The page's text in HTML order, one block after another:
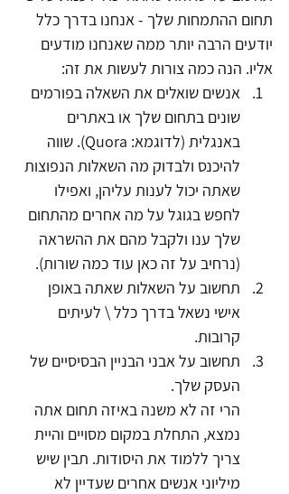
תחום ההתמחות שלך - אנחנו בדרך כלל
יודעים הרבה יותר ממה שאנחנו מודעים
אליו. הנה כמה צורות לעשות את זה:
אנשים שואלים את השאלה בפורמים
שונים בתחום שלך או באתרים
באנגלית (לדוגמא: Quora). שווה
להיכנס ולבדוק מה השאלות הנפוצות
שאתה יכול לענות עליהן, ואפילו
לחפש בגוגל על מה אחרים מהתחום
שלך ענו ולקבל מהם את ההשראה
(נרחיב על זה כאן עוד כמה שורות).
תחשוב על השאלות שאתה באופן
אישי נשאל בדרך כלל \ לעיתים
קרובות.
תחשוב על אבני הבניין הבסיסיים של
העסק שלך.
הרי זה לא משנה באיזה תחום אתה
נמצא, התחלת במקום מסויים והיית
צריך ללמוד את היסודות. תבין שיש
מיליוני אנשים אחרים שעדיין לא